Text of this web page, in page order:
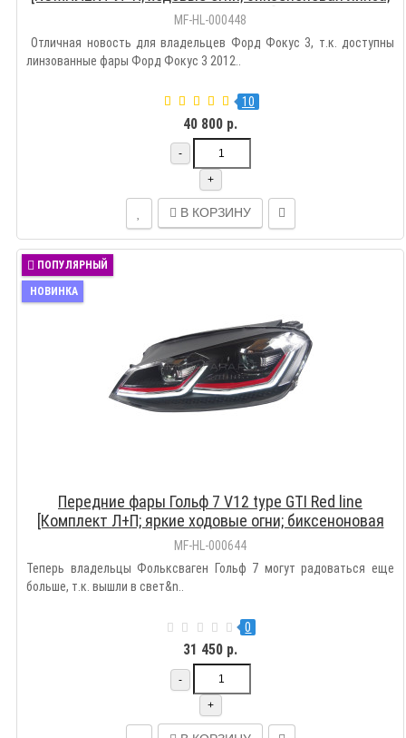
электрокорректор]
MF-HL-000448
Отличная новость для владельцев Форд Фокус 3, т.к. доступны
линзованные фары Форд Фокус 3 2012..
10
40 800 р.
-
+
В КОРЗИНУ
ПОПУЛЯРНЫЙ
НОВИНКА
Передние фары Гольф 7 V12 type GTI Red line
[Комплект Л+П; яркие ходовые огни; биксеноновая
линза HELLA 5R; электрокорректор; динамичный
поворотник]
MF-HL-000644
Теперь владельцы Фольксваген Гольф 7 могут радоваться еще
больше, т.к. вышли в свет&n..
0
31 450 р.
-
+